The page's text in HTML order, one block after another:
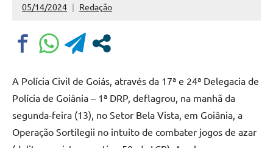
05/14/2024 Redação
Nenhum
A Polícia Civil de Goiás, através da 17ª e 24ª Delegacia de
Polícia de Goiânia – 1ª DRP, deflagrou, na manhã da
segunda-feira (13), no Setor Bela Vista, em Goiânia, a
Operação Sortilegii no intuito de combater jogos de azar